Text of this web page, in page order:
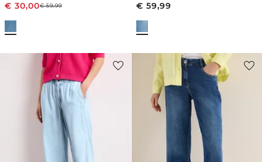
€ 30,00€59,99 € 59,99